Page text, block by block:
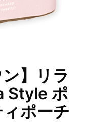
】リラ
Style ポ
ポーチ